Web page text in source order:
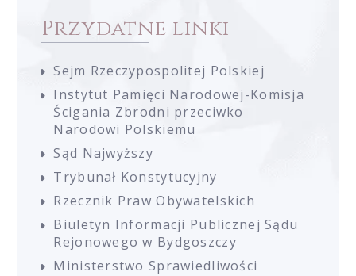
Przydatne linki
Sejm Rzeczypospolitej Polskiej
Instytut Pamięci Narodowej-Komisja
Ścigania Zbrodni przeciwko
Narodowi Polskiemu
Sąd Najwyższy
Trybunał Konstytucyjny
Rzecznik Praw Obywatelskich
Biuletyn Informacji Publicznej Sądu
Rejonowego w Bydgoszczy
Ministerstwo Sprawiedliwości